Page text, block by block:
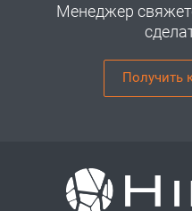
Менеджер
Получить